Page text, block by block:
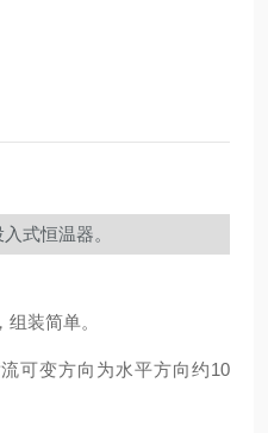
式恒温器。
装简单。
可变方向为水平方向约10